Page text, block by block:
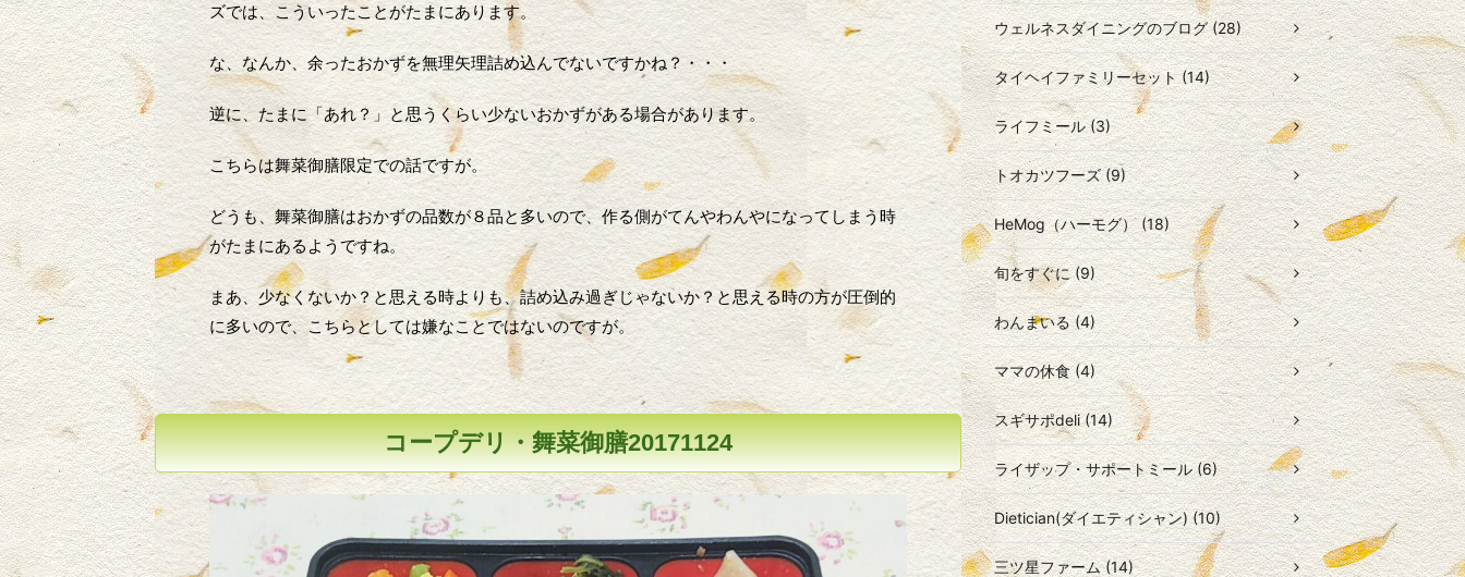
ズでは、こういったことがたまにあります。
な、なんか、余ったおかずを無理矢理詰め込んでないですかね？・・・
逆に、たまに「あれ？」と思うくらい少ないおかずがある場合があります。
こちらは舞菜御膳限定での話ですが。
どうも、舞菜御膳はおかずの品数が８品と多いので、作る側がてんやわんやになってしまう時
がたまにあるようですね。
まあ、少なくないか？と思える時よりも、詰め込み過ぎじゃないか？と思える時の方が圧倒的
に多いので、こちらとしては嫌なことではないのですが。
コープデリ・舞菜御膳20171124
ウェルネスダイニングのブログ (28)
タイヘイファミリーセット (14)
ライフミール (3)
トオカツフーズ (9)
HeMog（ハーモグ） (18)
旬をすぐに (9)
わんまいる (4)
ママの休食 (4)
スギサポdeli (14)
ライザップ・サポートミール (6)
Dietician(ダイエティシャン) (10)
三ツ星ファーム (14)